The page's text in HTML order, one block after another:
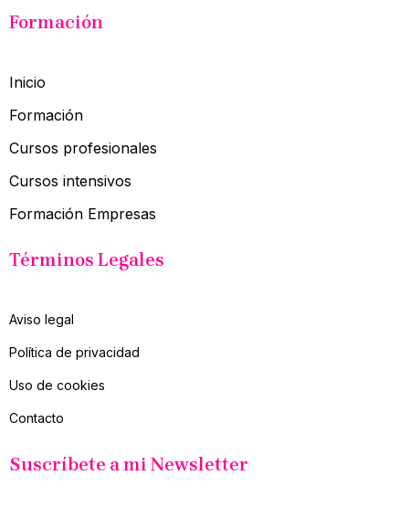
Formación
Inicio
Formación
Cursos profesionales
Cursos intensivos
Formación Empresas
Términos Legales
Aviso legal
Política de privacidad
Uso de cookies
Contacto
Suscríbete a mi Newsletter